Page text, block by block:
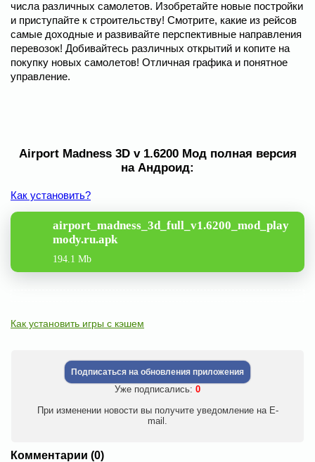
числа различных самолетов. Изобретайте новые постройки
и приступайте к строительству! Смотрите, какие из рейсов
самые доходные и развивайте перспективные направления
перевозок! Добивайтесь различных открытий и копите на
покупку новых самолетов! Отличная графика и понятное
управление.
Airport Madness 3D v 1.6200 Мод полная версия
на Андроид:
Как установить?
airport_madness_3d_full_v1.6200_mod_play
mody.ru.apk
194.1 Mb
Как установить игры с кэшем
Подписаться на обновления приложения
Уже подписались: 0
При изменении новости вы получите уведомление на E-
mail.
Комментарии (0)